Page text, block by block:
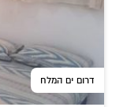
דרום ים המלח